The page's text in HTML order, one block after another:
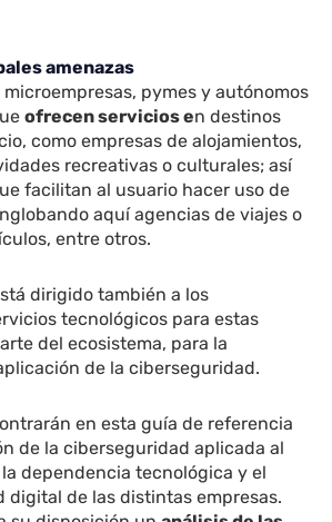
amenazas
pymes y autónomos
ofrecen servicios en destinos
como empresas de alojamientos,
recreativas o culturales; así
facilitan al usuario hacer uso de
aquí agencias de viajes o
entre otros.
dirigido también a los
tecnológicos para estas
del ecosistema, para la
de la ciberseguridad.
en esta guía de referencia
de la ciberseguridad aplicada al
dependencia tecnológica y el
digital de las distintas empresas.